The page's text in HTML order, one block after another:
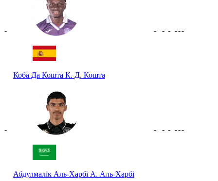
-
Коба Да Кошта К. Д. Кошта
- - - ---
-
Абдулмалік Аль-Харбі А. Аль-Харбі
- - - ---